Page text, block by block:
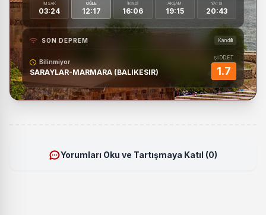
İMSAK
03:24
ÖĞLE
12:17
İKINDI
16:06
AKŞAM
19:15
YATSI
20:43
SON DEPREM Kandilli
Bilinmiyor
SARAYLAR-MARMARA (BALIKESIR)
ŞİDDET
1.7
Yorumları Oku ve Tartışmaya Katıl (0)